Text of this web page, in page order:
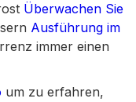
Überwachen Sie
Ausführung im
immer einen
um zu erfahren,